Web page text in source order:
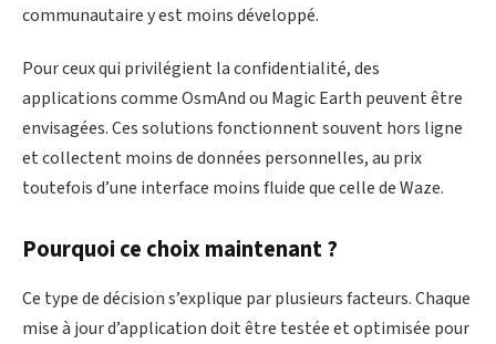
communautaire y est moins développé.
Pour ceux qui privilégient la confidentialité, des
applications comme OsmAnd ou Magic Earth peuvent être
envisagées. Ces solutions fonctionnent souvent hors ligne
et collectent moins de données personnelles, au prix
toutefois d’une interface moins fluide que celle de Waze.
Pourquoi ce choix maintenant ?
Ce type de décision s’explique par plusieurs facteurs. Chaque
mise à jour d’application doit être testée et optimisée pour